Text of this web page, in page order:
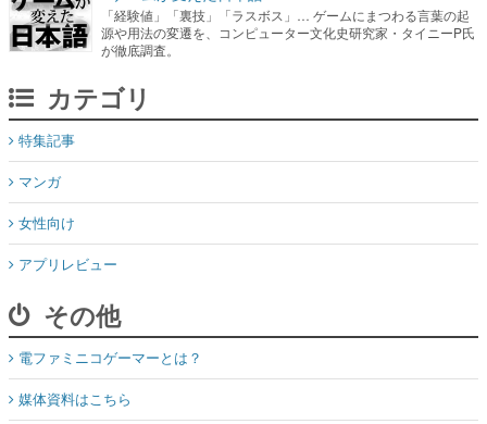
「経験値」「裏技」「ラスボス」… ゲームにまつわる言葉の起
源や用法の変遷を、コンピューター文化史研究家・タイニーP氏
が徹底調査。
カテゴリ
特集記事
マンガ
女性向け
アプリレビュー
その他
電ファミニコゲーマーとは？
媒体資料はこちら